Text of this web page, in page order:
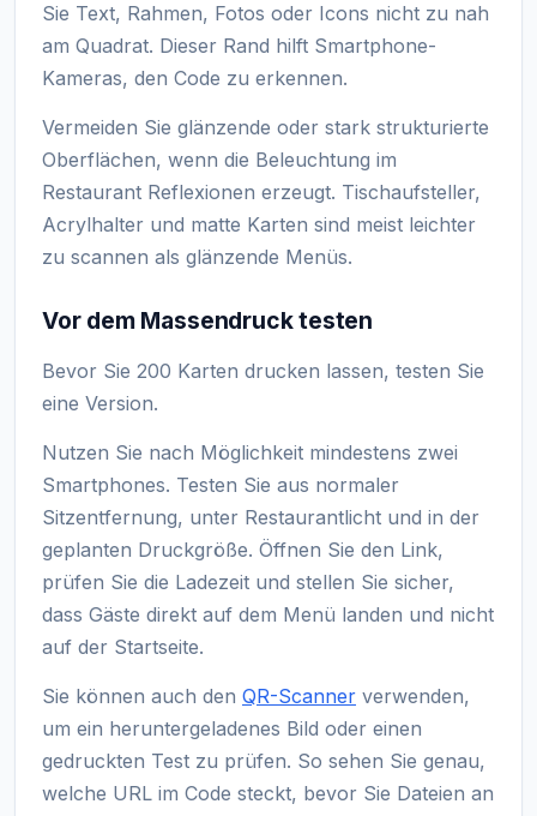
Sie Text, Rahmen, Fotos oder Icons nicht zu nah
am Quadrat. Dieser Rand hilft Smartphone-
Kameras, den Code zu erkennen.
Vermeiden Sie glänzende oder stark strukturierte
Oberflächen, wenn die Beleuchtung im
Restaurant Reflexionen erzeugt. Tischaufsteller,
Acrylhalter und matte Karten sind meist leichter
zu scannen als glänzende Menüs.
Vor dem Massendruck testen
Bevor Sie 200 Karten drucken lassen, testen Sie
eine Version.
Nutzen Sie nach Möglichkeit mindestens zwei
Smartphones. Testen Sie aus normaler
Sitzentfernung, unter Restaurantlicht und in der
geplanten Druckgröße. Öffnen Sie den Link,
prüfen Sie die Ladezeit und stellen Sie sicher,
dass Gäste direkt auf dem Menü landen und nicht
auf der Startseite.
Sie können auch den QR-Scanner verwenden,
um ein heruntergeladenes Bild oder einen
gedruckten Test zu prüfen. So sehen Sie genau,
welche URL im Code steckt, bevor Sie Dateien an